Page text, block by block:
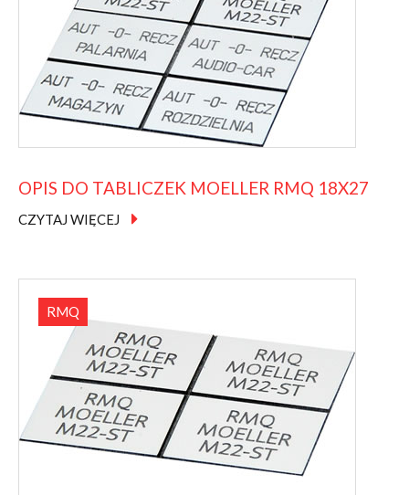
OPIS DO TABLICZEK MOELLER RMQ 18X27
CZYTAJ WIĘCEJ
RMQ